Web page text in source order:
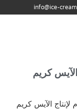
info@ice-
كريم
الآيس كريم